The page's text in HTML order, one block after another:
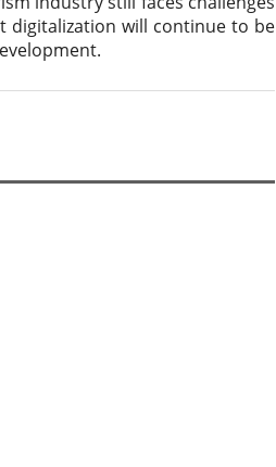
digitalization will continue to be